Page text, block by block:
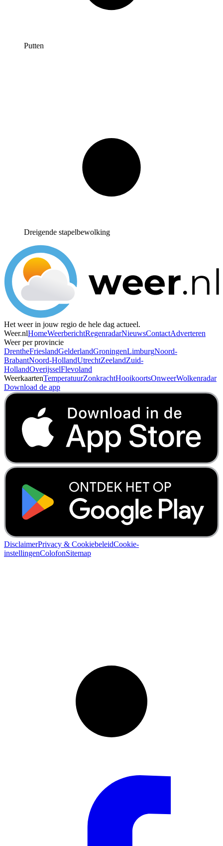
Putten
Dreigende stapelbewolking
Het weer in jouw regio de hele dag actueel.
Weer.nlHomeWeerberichtRegenradarNieuwsContactAdverteren
Weer per provincie
DrentheFrieslandGelderlandGroningenLimburgNoord-
BrabantNoord-HollandUtrechtZeelandZuid-
HollandOverijsselFlevoland
WeerkaartenTemperatuurZonkrachtHooikoortsOnweerWolkenradar
Download de app
DisclaimerPrivacy & CookiebeleidCookie-
instellingenColofonSitemap